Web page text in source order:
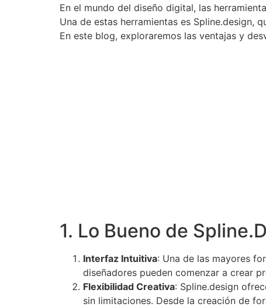
En el mundo del diseño digital, las
Una de estas herramientas es Spline.design,
En este blog, exploraremos las ventajas y
1. Lo Bueno de
Interfaz Intuitiva: Una de las mayores
diseñadores pueden comenzar a crear
Flexibilidad Creativa: Spline.design
sin limitaciones. Desde la creación de